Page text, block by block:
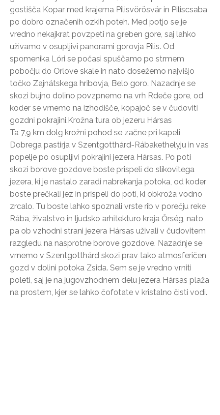
gostišča Kopar med krajema Pilisvörösvár in Piliscsaba
po dobro označenih ozkih poteh. Med potjo se je
vredno nekajkrat povzpeti na greben gore, saj lahko
uživamo v osupljivi panorami gorovja Pilis. Od
spomenika Lóri se počasi spuščamo po strmem
pobočju do Orlove skale in nato dosežemo najvišjo
točko Zajnátskega hribovja, Belo goro. Nazadnje se
skozi bujno dolino povzpnemo na vrh Rdeče gore, od
koder se vrnemo na izhodišče, kopajoč se v čudoviti
gozdni pokrajini.Krožna tura ob jezeru Hársas
Ta 7,9 km dolg krožni pohod se začne pri kapeli
Dobrega pastirja v Szentgotthárd-Rábakethelyju in vas
popelje po osupljivi pokrajini jezera Hársas. Po poti
skozi borove gozdove boste prispeli do slikovitega
jezera, ki je nastalo zaradi nabrekanja potoka, od koder
boste prečkali jez in prispeli do poti, ki obkroža vodno
zrcalo. Tu boste lahko spoznali vrste rib v porečju reke
Rába, živalstvo in ljudsko arhitekturo kraja Őrség, nato
pa ob vzhodni strani jezera Hársas uživali v čudovitem
razgledu na nasprotne borove gozdove. Nazadnje se
vrnemo v Szentgotthárd skozi prav tako atmosferičen
gozd v dolini potoka Zsida. Sem se je vredno vrniti
poleti, saj je na jugovzhodnem delu jezera Hársas plaža
na prostem, kjer se lahko čofotate v kristalno čisti vodi.